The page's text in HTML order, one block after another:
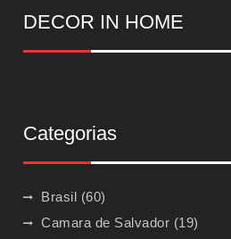
DECOR IN HOME
Categorias
Brasil (60)
Camara de Salvador (19)